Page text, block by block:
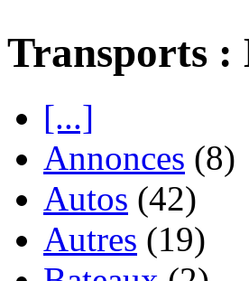
Transports :
[...]
Annonces (8)
Autos (42)
Autres (19)